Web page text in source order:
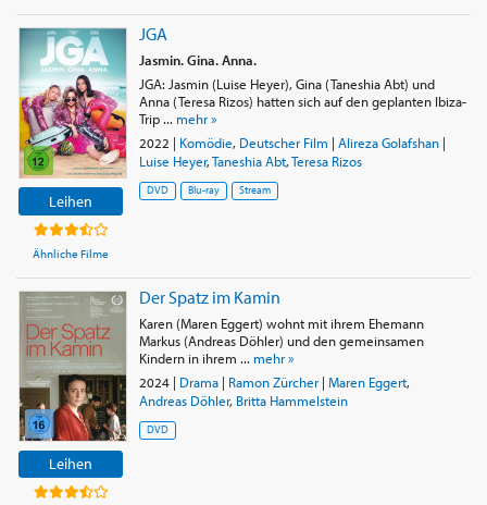
Leihen
Ähnliche Filme
JGA
Jasmin. Gina. Anna.
JGA: Jasmin (Luise Heyer), Gina (Taneshia Abt) und
Anna (Teresa Rizos) hatten sich auf den geplanten Ibiza-
Trip ... mehr »
2022 | Komödie, Deutscher Film | Alireza Golafshan|
Luise Heyer,Taneshia Abt,Teresa Rizos
DVD Blu-ray Stream
Leihen
Der Spatz im Kamin
Karen (Maren Eggert) wohnt mit ihrem Ehemann
Markus (Andreas Döhler) und den gemeinsamen
Kindern in ihrem ... mehr »
2024| Drama| Ramon Zürcher| Maren Eggert,
Andreas Döhler, Britta Hammelstein
DVD